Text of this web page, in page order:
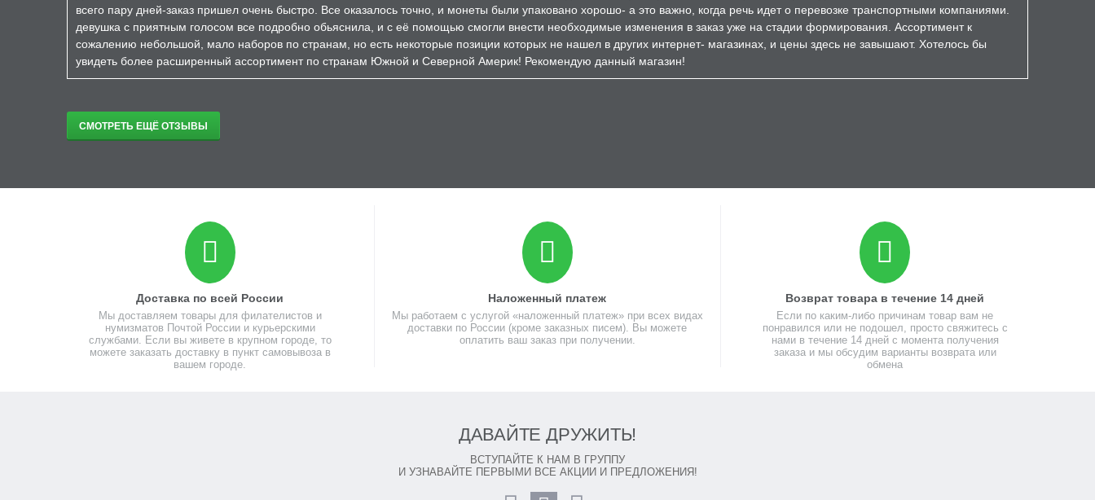
всего пару дней-заказ пришел очень быстро. Все оказалось точно, и монеты были упаковано хорошо- а это важно, когда речь идет о перевозке транспортными компаниями.
девушка с приятным голосом все подробно обьяснила, и с её помощью смогли внести необходимые изменения в заказ уже на стадии формирования. Ассортимент к
сожалению небольшой, мало наборов по странам, но есть некоторые позиции которых не нашел в других интернет- магазинах, и цены здесь не завышают. Хотелось бы
увидеть более расширенный ассортимент по странам Южной и Северной Америк! Рекомендую данный магазин!
СМОТРЕТЬ ЕЩЁ ОТЗЫВЫ
Доставка по всей России
Мы доставляем товары для филателистов и
нумизматов Почтой России и курьерскими
службами. Если вы живете в крупном городе, то
можете заказать доставку в пункт самовывоза в
вашем городе.
Наложенный платеж
Мы работаем с услугой «наложенный платеж» при всех видах
доставки по России (кроме заказных писем). Вы можете
оплатить ваш заказ при получении.
Возврат товара в течение 14 дней
Если по каким-либо причинам товар вам не
понравился или не подошел, просто свяжитесь с
нами в течение 14 дней с момента получения
заказа и мы обсудим варианты возврата или
обмена
ДАВАЙТЕ ДРУЖИТЬ!
ВСТУПАЙТЕ К НАМ В ГРУППУ
И УЗНАВАЙТЕ ПЕРВЫМИ ВСЕ АКЦИИ И ПРЕДЛОЖЕНИЯ!